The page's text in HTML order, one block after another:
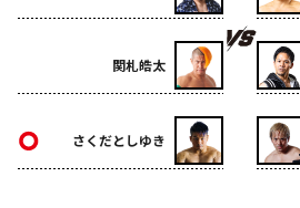
関札皓太
さくだとしゆき